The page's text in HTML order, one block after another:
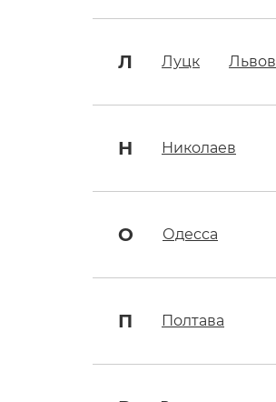
Л Луцк Львов
Н Николаев
О Одесса
П Полтава